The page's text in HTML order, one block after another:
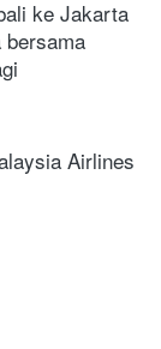
ke Jakarta
bersama
Airlines